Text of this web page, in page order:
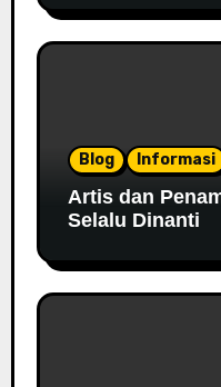
Blog Informasi
Artis dan
Selalu Dinanti